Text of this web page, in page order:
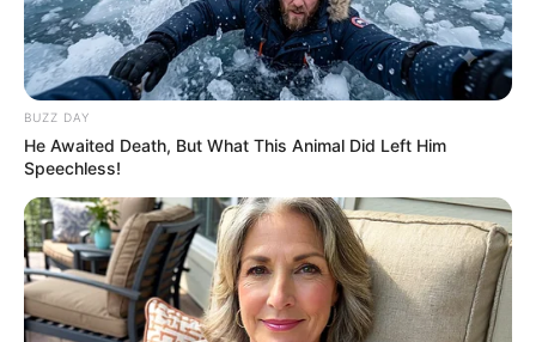
BUZZ DAY
He Awaited Death, But What This Animal Did Left Him
Speechless!